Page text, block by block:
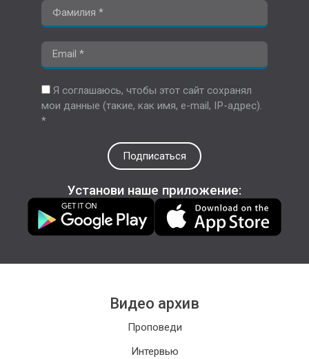
Я соглашаюсь, чтобы этот сайт сохранял
мои данные (такие, как имя, e-mail, IP-адрес).
*
Подписаться
Установи наше приложение:
Видео архив
Проповеди
Интервью